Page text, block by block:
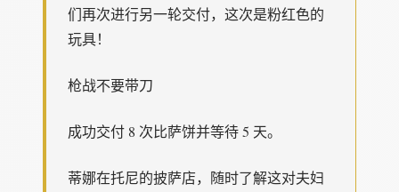
们再次进行另一轮交付，这次是粉红色的
玩具！
枪战不要带刀
成功交付 8 次比萨饼并等待 5 天。
蒂娜在托尼的披萨店，随时了解这对夫妇